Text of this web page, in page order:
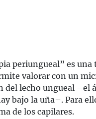
periungueal” es una
valorar con un
del lecho ungueal –el
bajo la uña–. Para
de los capilares.